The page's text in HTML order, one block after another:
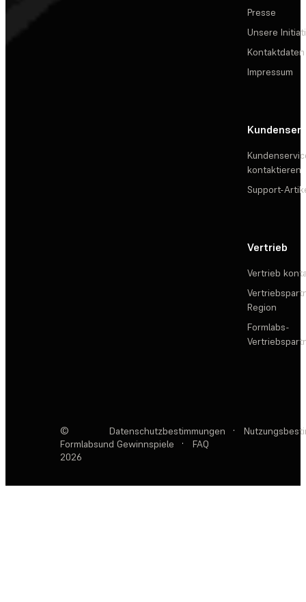
Presse
Unsere
Kontaktdaten
Impressum
kontaktieren
Support-
Vertrieb
Vertrieb
Region
Formlabs-
©
Formlabs
2026
Datenschutzbestimmungen ·
und Gewinnspiele
· FAQ